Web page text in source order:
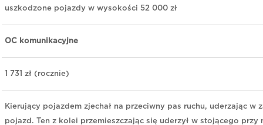
uszkodzone pojazdy w wysokości 52 000 zł
OC komunikacyjne
1 731 zł (rocznie)
Kierujący pojazdem zjechał na przeciwny pas ruchu, uderzając w
pojazd. Ten z kolei przemieszczając się uderzył w stojącego przy